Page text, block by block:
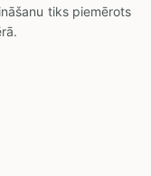
tiks piemērots